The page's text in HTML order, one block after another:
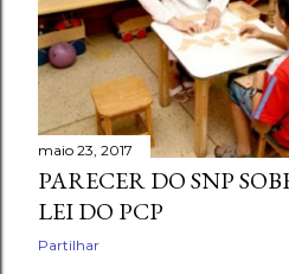
maio 23, 2017
PARECER DO SNP
LEI DO PCP
Partilhar